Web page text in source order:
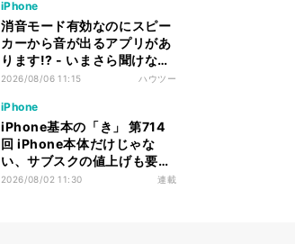
iPhone
消音モード有効なのにスピー
カーから音が出るアプリがあ
ります!? - いまさら聞けない
iPhoneのなぜ
2026/08/06 11:15 ハウツー
iPhone
iPhone基本の「き」 第714
回 iPhone本体だけじゃな
い、サブスクの値上げも要チ
ェック
2026/08/02 11:30 連載